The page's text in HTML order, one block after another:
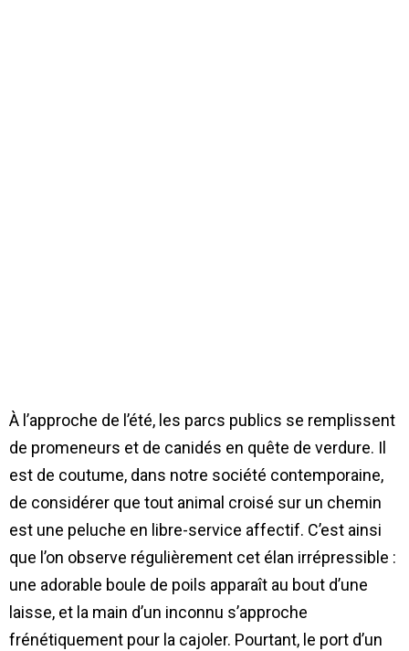
À l’approche de l’été, les parcs publics se remplissent
de promeneurs et de canidés en quête de verdure. Il
est de coutume, dans notre société contemporaine,
de considérer que tout animal croisé sur un chemin
est une peluche en libre-service affectif. C’est ainsi
que l’on observe régulièrement cet élan irrépressible :
une adorable boule de poils apparaît au bout d’une
laisse, et la main d’un inconnu s’approche
frénétiquement pour la cajoler. Pourtant, le port d’un